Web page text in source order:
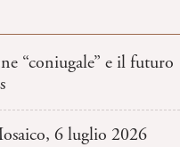
“coniugale” e il futuro
6 luglio 2026